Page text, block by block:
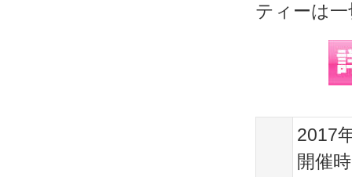
ティーは
2017
開催